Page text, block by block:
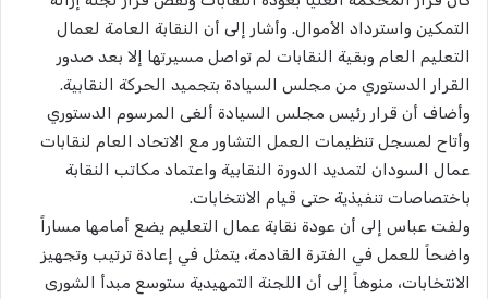
التمكين واسترداد الأموال. وأشار إلى أن النقابة العامة لعمال
التعليم العام وبقية النقابات لم تواصل مسيرتها إلا بعد صدور
القرار الدستوري من مجلس السيادة بتجميد الحركة النقابية.
وأضاف أن قرار رئيس مجلس السيادة ألغى المرسوم الدستوري
وأتاح لمسجل تنظيمات العمل التشاور مع الاتحاد العام لنقابات
عمال السودان لتمديد الدورة النقابية واعتماد مكاتب النقابة
باختصاصات تنفيذية حتى قيام الانتخابات.
​ولفت عباس إلى أن عودة نقابة عمال التعليم يضع أمامها مساراً
واضحاً للعمل في الفترة القادمة، يتمثل في إعادة ترتيب وتجهيز
الانتخابات، منوهاً إلى أن اللجنة التمهيدية ستوسع مبدأ الشورى